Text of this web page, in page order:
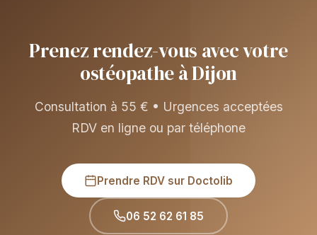
Prenez rendez-vous avec votre
ostéopathe à Dijon
Consultation à 55 € • Urgences acceptées
RDV en ligne ou par téléphone
Prendre RDV sur Doctolib
06 52 62 61 85